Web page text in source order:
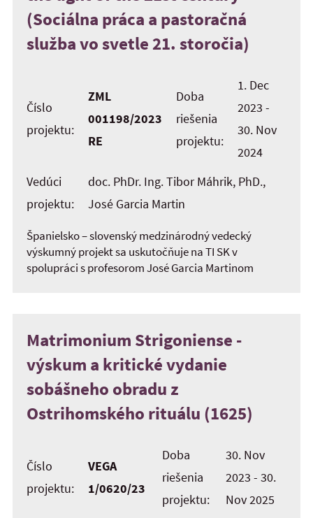
(Sociálna práca a pastoračná
služba vo svetle 21. storočia)
Číslo
projektu:
ZML
001198/2023
RE
Doba
riešenia
projektu:
1. Dec
2023 -
30. Nov
2024
Vedúci
projektu:
doc. PhDr. Ing. Tibor Máhrik, PhD.,
José Garcia Martin
Španielsko – slovenský medzinárodný vedecký
výskumný projekt sa uskutočňuje na TI SK v
spolupráci s profesorom José Garcia Martinom
Matrimonium Strigoniense -
výskum a kritické vydanie
sobášneho obradu z
Ostrihomského rituálu (1625)
Číslo
projektu:
VEGA
1/0620/23
Doba
riešenia
projektu:
30. Nov
2023 - 30.
Nov 2025